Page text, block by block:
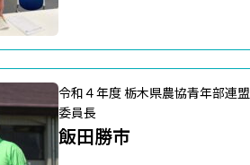
令和４年度 栃木県農協青年部連盟
委員長
飯田勝市